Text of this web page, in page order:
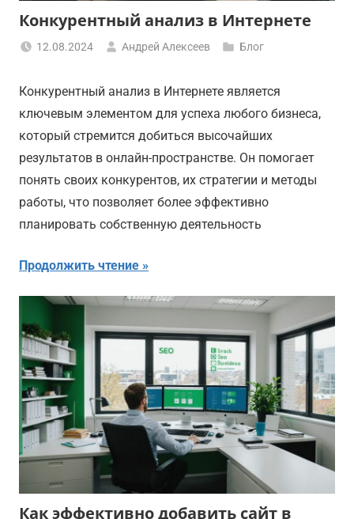
Конкурентный анализ в Интернете
12.08.2024 Андрей Алексеев Блог
Конкурентный анализ в Интернете является
ключевым элементом для успеха любого бизнеса,
который стремится добиться высочайших
результатов в онлайн-пространстве. Он помогает
понять своих конкурентов, их стратегии и методы
работы, что позволяет более эффективно
планировать собственную деятельность
Продолжить чтение
Как эффективно добавить сайт в